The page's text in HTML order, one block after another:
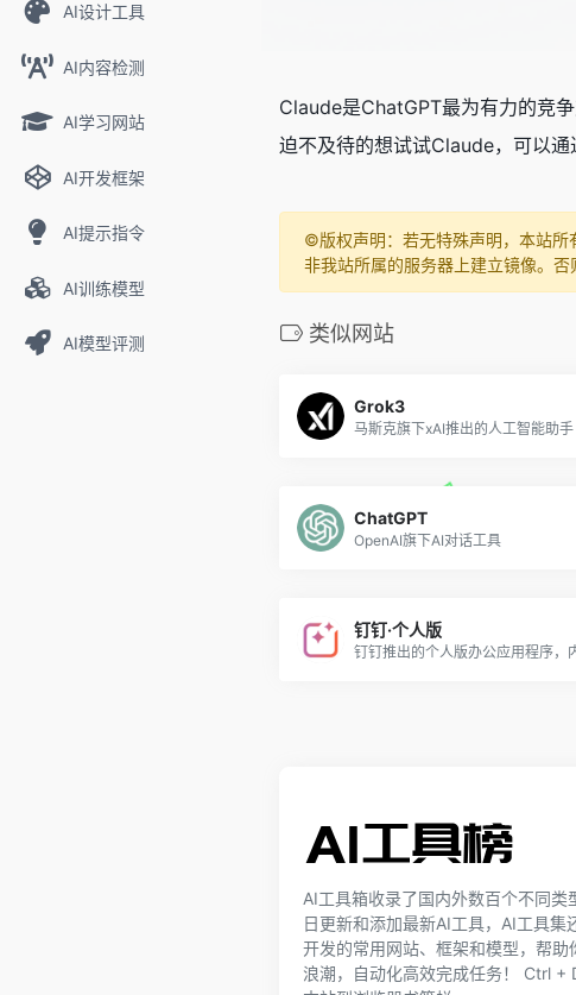
AI设计工具
AI内容检测
AI学习网站
AI开发框架
AI提示指令
AI训练模型
AI模型评测
Claude是ChatGPT最为有力的竞
迫不及待的想试试Claude，可以
©️版权声明：若无特殊声明，本站所
非我站所属的服务器上建立镜像。否
类似网站
Grok3
马斯克旗下xAI推出的人工智能助手
ChatGPT
OpenAI旗下AI对话工具
钉钉·个人版
AI工具箱收录了国内外数百个不同类
日更新和添加最新AI工具，AI工具集
开发的常用网站、框架和模型，帮助
浪潮，自动化高效完成任务！ Ctrl